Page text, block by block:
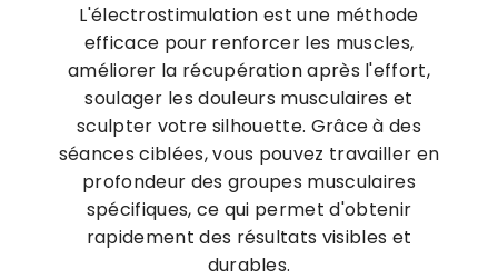
L'électrostimulation est une méthode
efficace pour renforcer les muscles,
améliorer la récupération après l'effort,
soulager les douleurs musculaires et
sculpter votre silhouette. Grâce à des
séances ciblées, vous pouvez travailler en
profondeur des groupes musculaires
spécifiques, ce qui permet d'obtenir
rapidement des résultats visibles et
durables.